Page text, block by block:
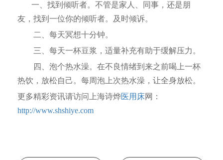
一、找到倾听者。不管是家人、同事，还是朋
友，找到一位你的倾听者。及时倾诉。
二、每天冥想十分钟。
三、每天一杯豆浆，适量补充有助于缓解压力。
四、泡个热水澡。在不良情绪到来之前喝上一杯
热饮，放松自己。每周泡上次热水澡，让全身放松。
更多精彩资讯请访问上海诗烨医用床网：
http://www.shshiye.com